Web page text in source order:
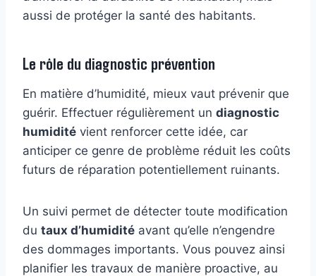
aussi de protéger la santé des habitants.
Le rôle du diagnostic prévention
En matière d’humidité, mieux vaut prévenir que
guérir. Effectuer régulièrement un diagnostic
humidité vient renforcer cette idée, car
anticiper ce genre de problème réduit les coûts
futurs de réparation potentiellement ruinants.
Un suivi permet de détecter toute modification
du taux d’humidité avant qu’elle n’engendre
des dommages importants. Vous pouvez ainsi
planifier les travaux de manière proactive, au